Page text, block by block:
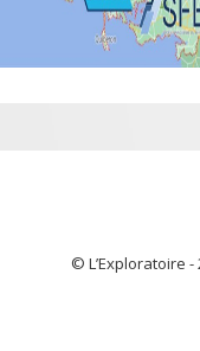
© L’Exploratoire -